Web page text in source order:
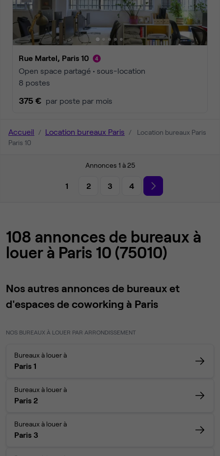
Rue Martel, Paris 10
Open space partagé • sous-location
8 postes
375 € par poste par mois
Accueil Location bureaux Paris
Location bureaux Paris
Paris 10
Annonces 1 à 25
1 2 3 4
108 annonces de bureaux à
louer à Paris 10 (75010)
Nos autres annonces de bureaux et
d'espaces de coworking à Paris
NOS BUREAUX À LOUER PAR ARRONDISSEMENT
Bureaux à louer à
Paris 1
Bureaux à louer à
Paris 2
Bureaux à louer à
Paris 3